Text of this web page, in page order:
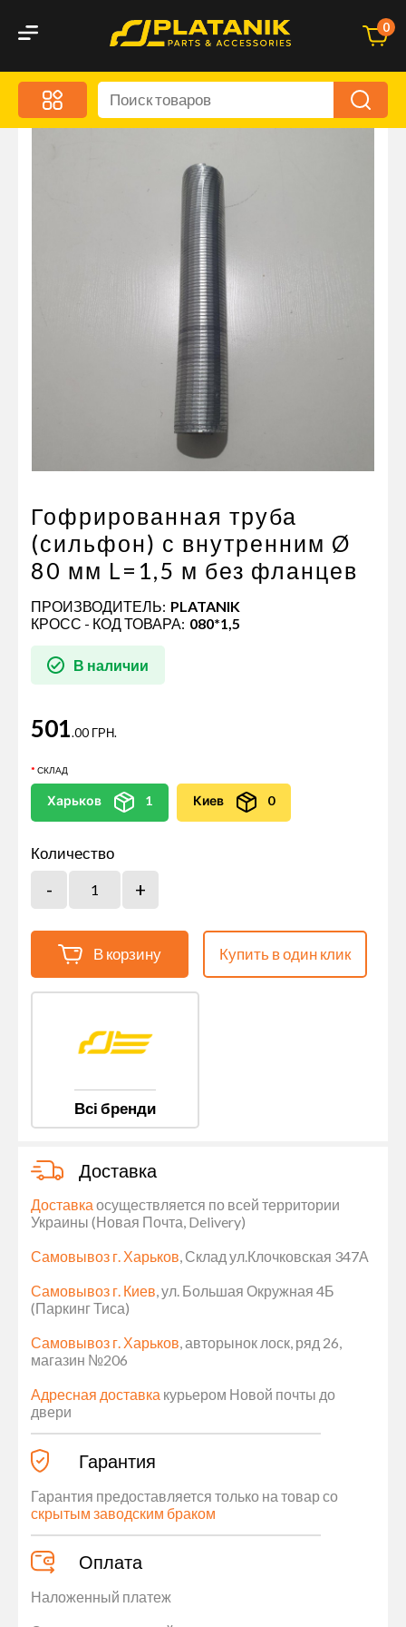
0
Меню
Акционные предложения
Оптика и светотехника
Запчасти кузова и зеркала
Малый коммерческий транспорт
Маркировочные знаки и светоотражатели
Пневматические соединения
Инструменты
Оснащение прицепов
Автономное отопление и
кондиционировани
Стяжные ремни и тросы
Гофрированная труба
(сильфон) с внутренним Ø
80 мм L=1,5 м без фланцев
ПРОИЗВОДИТЕЛЬ: PLATANIK
КРОСС - КОД ТОВАРА: 080*1,5
В наличии
501.00 ГРН.
СКЛАД
Харьков 1 Киев 0
Количество
В корзину Купить в один клик
Всі бренди
Доставка
Доставка осуществляется по всей территории
Украины (Новая Почта, Delivery)
Самовывоз г. Харьков, Склад ул.Клочковская 347А
Самовывоз г. Киев, ул. Большая Окружная 4Б
(Паркинг Тиса)
Самовывоз г. Харьков, авторынок лоск, ряд 26,
магазин №206
Адресная доставка курьером Новой почты до
двери
Гарантия
Гарантия предоставляется только на товар со
скрытым заводским браком
Оплата
Наложенный платеж